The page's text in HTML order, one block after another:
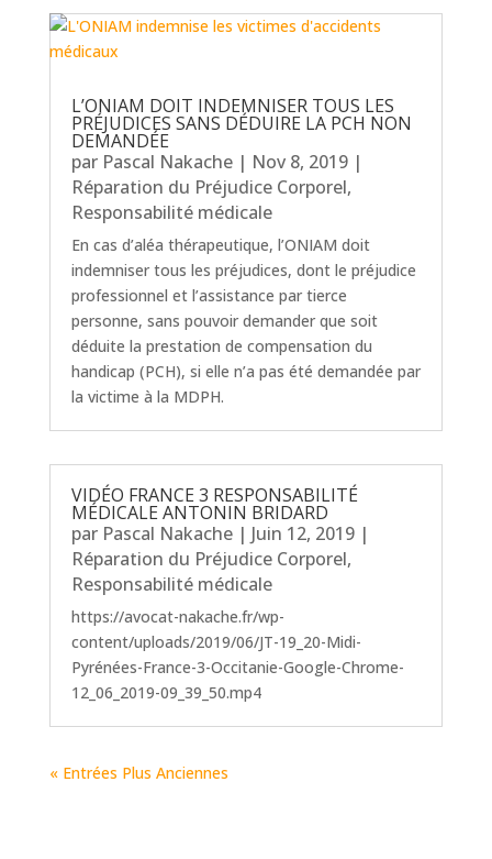
L’ONIAM DOIT INDEMNISER TOUS LES
PRÉJUDICES SANS DÉDUIRE LA PCH NON
DEMANDÉE
par Pascal Nakache| Nov 8, 2019|
Réparation du Préjudice Corporel,
Responsabilité médicale
En cas d’aléa thérapeutique, l’ONIAM doit
indemniser tous les préjudices, dont le préjudice
professionnel et l’assistance par tierce
personne, sans pouvoir demander que soit
déduite la prestation de compensation du
handicap (PCH), si elle n’a pas été demandée par
la victime à la MDPH.
VIDÉO FRANCE 3 RESPONSABILITÉ
MÉDICALE ANTONIN BRIDARD
par Pascal Nakache| Juin 12, 2019|
Réparation du Préjudice Corporel,
Responsabilité médicale
https://avocat-nakache.fr/wp-
content/uploads/2019/06/JT-19_20-Midi-
Pyrénées-France-3-Occitanie-Google-Chrome-
12_06_2019-09_39_50.mp4
« Entrées Plus Anciennes